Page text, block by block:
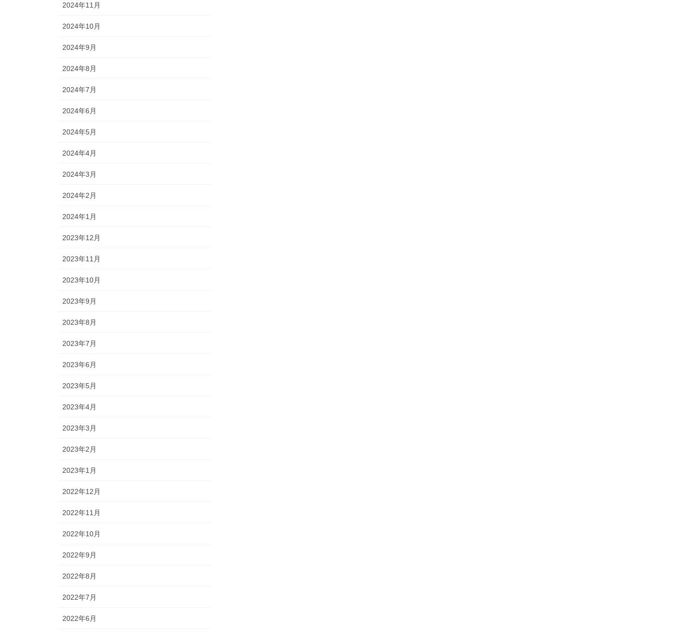
2024年11月
2024年10月
2024年9月
2024年8月
2024年7月
2024年6月
2024年5月
2024年4月
2024年3月
2024年2月
2024年1月
2023年12月
2023年11月
2023年10月
2023年9月
2023年8月
2023年7月
2023年6月
2023年5月
2023年4月
2023年3月
2023年2月
2023年1月
2022年12月
2022年11月
2022年10月
2022年9月
2022年8月
2022年7月
2022年6月